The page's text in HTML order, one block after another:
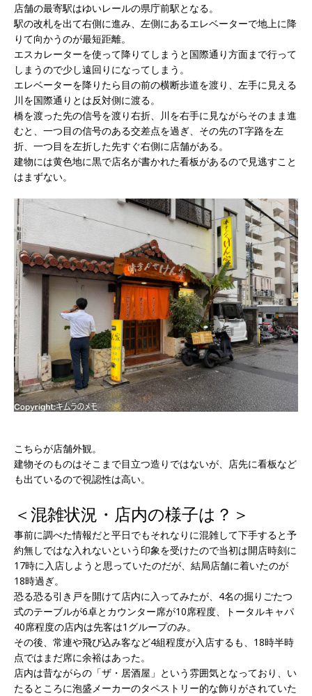
店舗の最寄駅はゆいレールの県庁前駅となる。
駅の改札を出て右側に進み、左側にあるエレベーターで地上に降
りて向かうのが最短距離。
エスカレーターを使って降りてしまうと国際通り方面まで行って
しまうので少し遠回りになってしまう。
エレベーターを降りたら目の前の横断歩道を渡り、左手に見える
川を国際通りとは反対側に渡る。
橋を渡った先の信号を渡り右折、川を右手に見ながらそのまま進
むと、一つ目の信号のある交差点を過ぎ、その先のT字路を左
折、一つ目を左折した先すぐ右側に店舗がある。
建物には黄色地に黒で店名が書かれた看板があるので見逃すこと
はまずない。
こちらが店舗外観。
建物そのものはそこまで目立つ造りではないが、店先に看板など
も出ているので視認性は高い。
＜混雑状況・店内の様子は？＞
事前に調べた情報だと平日でもそれなりに混雑して下手すると予
約無しではな入れないという印象を受けたので当初は開店時刻に
17時に入店しようと思っていたのだが、結局店舗に着いたのが
18時過ぎ。
恐る恐る引き戸を開けて店内に入ってみたが、4名の掘りごたつ
式のテーブルが6卓とカウンター席が10席程度、トータルキャパ
40席程度の店内は先客は1グループのみ。
その後、常連や飛び込み客など4組程度が入店するも、18時半時
点ではまだ席に余裕はあった。
店内は昔ながらの「ザ・居酒屋」という雰囲気となっており、い
たるところに泡盛メーカーのタペストリー的な飾りがされていた